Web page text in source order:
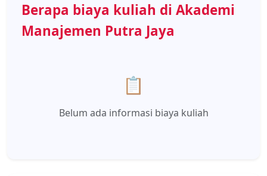
Berapa biaya kuliah di Akademi
Manajemen Putra Jaya
📋
Belum ada informasi biaya kuliah